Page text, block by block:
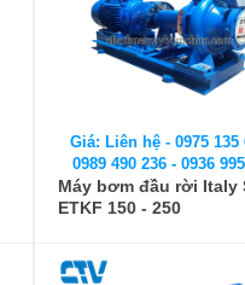
Giá: Liên hệ - 0975 135
0989 490 236 - 0936
Máy bơm đầu rời Italy
ETKF 150 - 250